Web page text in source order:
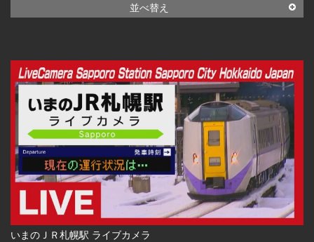
並べ替え
いまのＪＲ札幌駅 ライブカメラ